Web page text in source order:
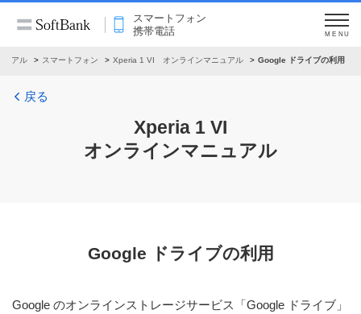
スマートフォン
携帯電話
MENU
ュアル スマートフォン Xperia 1 VI オンラインマニュアル Google ドライブの利用
戻る
Xperia 1 VI
オンラインマニュアル
Google ドライブの利用
Google のオンラインストレージサービス「Google ドライブ」